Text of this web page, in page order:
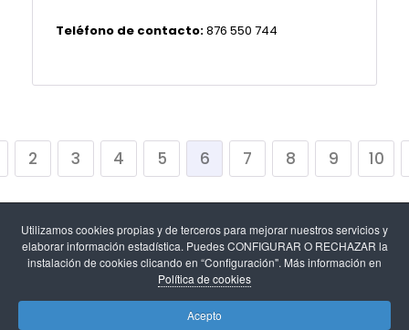
Utilizamos cookies propias y de terceros para mejorar nuestros servicios y
elaborar información estadística. Puedes CONFIGURAR O RECHAZAR la
instalación de cookies clicando en “Configuración". Más información en
Política de cookies
Acepto
Teléfono de contacto:876 550 744
2 3 4 5 6 7 8 9 10
Política de cookies y configuración de